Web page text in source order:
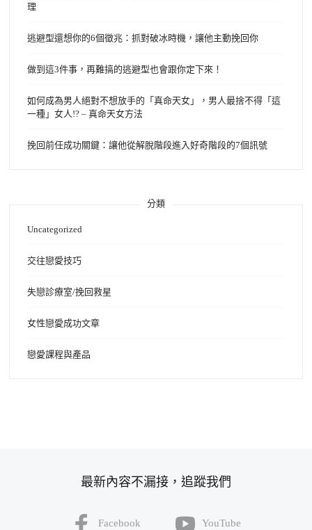
理
逃避型還想你的6個徵兆：抓對破冰時機，讓他主動挽回你
做到這3件事，再難搞的逃避型也會跟你定下來！
如何成為男人絕對不想放手的「真命天女」，男人最捨不得「這
一種」女人!? – 真命天女方法
挽回前任成功關鍵：讓他從解脫階段進入好奇階段的7個訊號
分類
Uncategorized
交往戀愛技巧
失戀診療室/挽回救星
女性戀愛成功文章
戀愛課程與產品
最新內容不漏接，追蹤我們
Facebook YouTube